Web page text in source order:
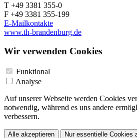
T +49 3381 355-0
F +49 3381 355-199
E-Mailkontakte
www.th-brandenburg.de
Wir verwenden Cookies
Funktional
Analyse
Auf unserer Webseite werden Cookies
notwendig, während es uns andere
verbessern.
Alle akzeptieren Nur essentielle Cookies